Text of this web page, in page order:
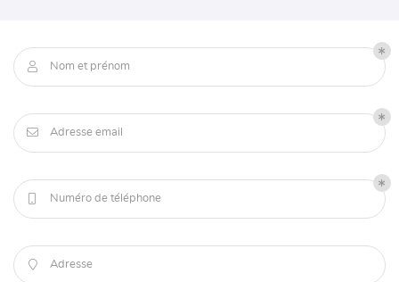
utilisantle formulaire de désinscription.
INSCRIPTION
 Nom et prénom
 Adresse email
Numéro de téléphone
 Adresse